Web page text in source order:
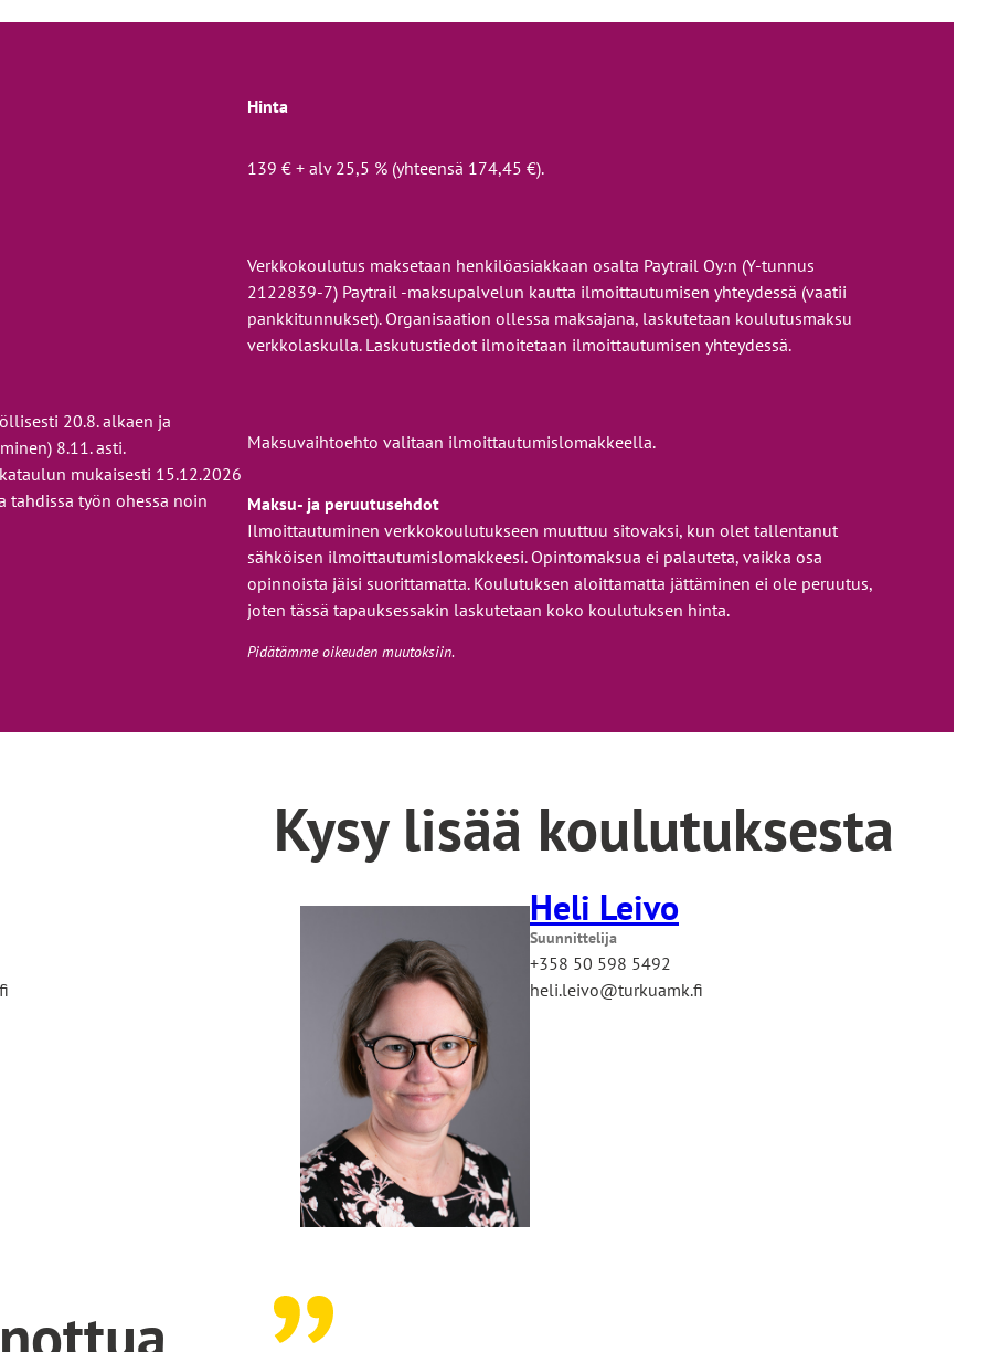
20.8. alkaen ja
8.11. asti.
mukaisesti 15.12.2026
tahdissa työn ohessa noin
Hinta
139 € + alv 25,5 % (yhteensä 174,45 €).
Verkkokoulutus maksetaan henkilöasiakkaan osalta Paytrail Oy:n (Y-tunnus
2122839-7) Paytrail -maksupalvelun kautta ilmoittautumisen yhteydessä (vaatii
pankkitunnukset). Organisaation ollessa maksajana, laskutetaan koulutusmaksu
verkkolaskulla. Laskutustiedot ilmoitetaan ilmoittautumisen yhteydessä.
Maksuvaihtoehto valitaan ilmoittautumislomakkeella.
Maksu- ja peruutusehdot
Ilmoittautuminen verkkokoulutukseen muuttuu sitovaksi, kun olet tallentanut
sähköisen ilmoittautumislomakkeesi. Opintomaksua ei palauteta, vaikka osa
opinnoista jäisi suorittamatta. Koulutuksen aloittamatta jättäminen ei ole peruutus,
joten tässä tapauksessakin laskutetaan koko koulutuksen hinta.
Pidätämme oikeuden muutoksiin.
Kysy lisää koulutuksesta
Heli Leivo
Suunnittelija
+358 50 598 5492
heli.leivo@turkuamk.fi